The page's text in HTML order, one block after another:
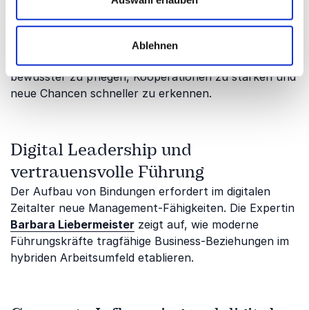
Ablehnen
auch um moderne Formen des digitalen
Beziehungsmanagements. So erhalten Teams und
Führungskräfte konkrete Impulse, um Netzwerke
bewusster zu pflegen, Kooperationen zu stärken und
neue Chancen schneller zu erkennen.
Digital Leadership und
vertrauensvolle Führung
Der Aufbau von Bindungen erfordert im digitalen
Zeitalter neue Management-Fähigkeiten. Die Expertin
Barbara Liebermeister zeigt auf, wie moderne
Führungskräfte tragfähige Business-Beziehungen im
hybriden Arbeitsumfeld etablieren.